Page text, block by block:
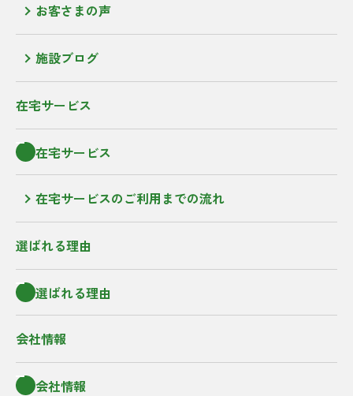
お客さまの声
施設ブログ
在宅サービス
在宅サービス
在宅サービスのご利用までの流れ
選ばれる理由
選ばれる理由
会社情報
会社情報